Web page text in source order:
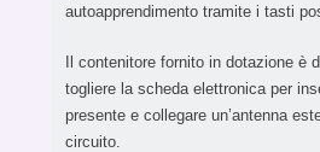
autoapprendimento tramite i tasti
Il contenitore fornito in dotazione è
togliere la scheda elettronica per
presente e collegare un’antenna
circuito.